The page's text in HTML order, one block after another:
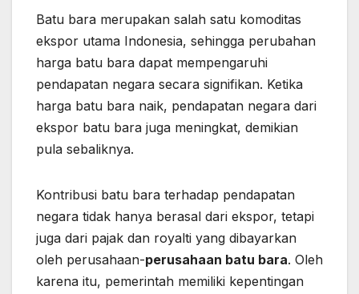
Batu bara merupakan salah satu komoditas
ekspor utama Indonesia, sehingga perubahan
harga batu bara dapat mempengaruhi
pendapatan negara secara signifikan. Ketika
harga batu bara naik, pendapatan negara dari
ekspor batu bara juga meningkat, demikian
pula sebaliknya.
Kontribusi batu bara terhadap pendapatan
negara tidak hanya berasal dari ekspor, tetapi
juga dari pajak dan royalti yang dibayarkan
oleh perusahaan-perusahaan batu bara. Oleh
karena itu, pemerintah memiliki kepentingan